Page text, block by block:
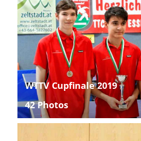
WTTV Cupfinale 2019
42 Photos